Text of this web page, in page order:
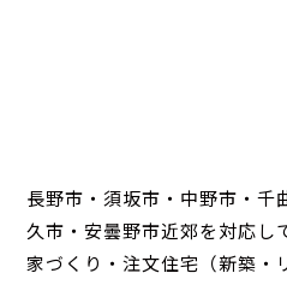
長野市・須坂市・中野市・千
久市・安曇野市近郊を対応し
家づくり・注文住宅（新築・